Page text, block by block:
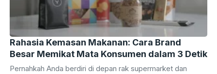
Rahasia Kemasan Makanan: Cara Brand
Besar Memikat Mata Konsumen dalam 3 Detik
Pernahkah Anda berdiri di depan rak supermarket dan